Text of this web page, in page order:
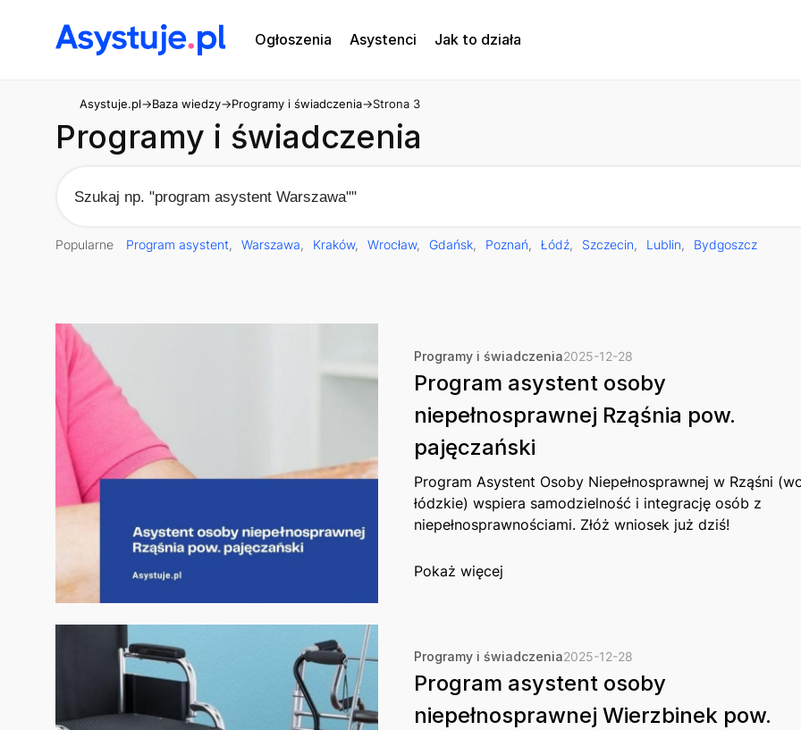
Ogłoszenia Asystenci Jak to działa
Asystuje.pl→Baza wiedzy→Programy i świadczenia→Strona 3
Programy i świadczenia
Popularne Program asystent Warszawa Kraków Wrocław Gdańsk Poznań Łódź Szczecin Lublin Bydgoszcz
Programy i świadczenia2025-12-28
Program asystent osoby
niepełnosprawnej Rząśnia pow.
pajęczański
Program Asystent Osoby Niepełnosprawnej w Rząśni
łódzkie) wspiera samodzielność i integrację osób z
niepełnosprawnościami. Złóż wniosek już dziś!
Pokaż więcej
Programy i świadczenia2025-12-28
Program asystent osoby
niepełnosprawnej Wierzbinek pow.